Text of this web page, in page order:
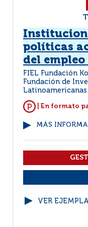
políticas
del
FIEL Fundación
Fundación de
Latinoamericanas
| En formato
MÁS
VER